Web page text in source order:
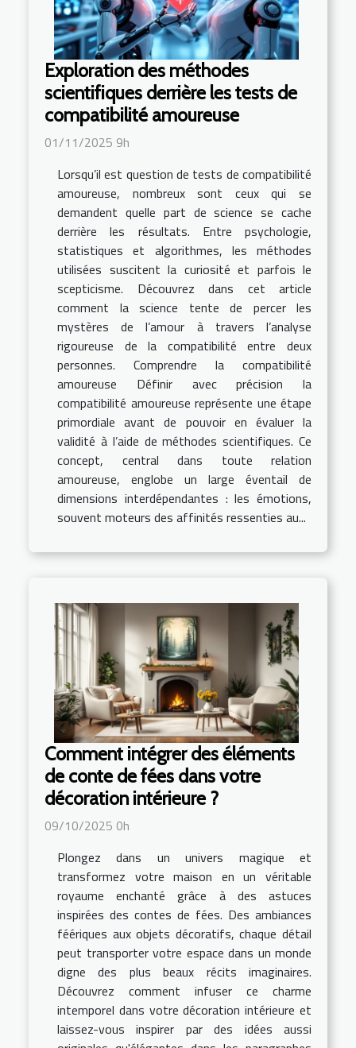
Exploration des méthodes
scientifiques derrière les tests de
compatibilité amoureuse
01/11/2025 9h
Lorsqu’il est question de tests de compatibilité
amoureuse, nombreux sont ceux qui se
demandent quelle part de science se cache
derrière les résultats. Entre psychologie,
statistiques et algorithmes, les méthodes
utilisées suscitent la curiosité et parfois le
scepticisme. Découvrez dans cet article
comment la science tente de percer les
mystères de l’amour à travers l’analyse
rigoureuse de la compatibilité entre deux
personnes. Comprendre la compatibilité
amoureuse Définir avec précision la
compatibilité amoureuse représente une étape
primordiale avant de pouvoir en évaluer la
validité à l’aide de méthodes scientifiques. Ce
concept, central dans toute relation
amoureuse, englobe un large éventail de
dimensions interdépendantes : les émotions,
souvent moteurs des affinités ressenties au...
Comment intégrer des éléments
de conte de fées dans votre
décoration intérieure ?
09/10/2025 0h
Plongez dans un univers magique et
transformez votre maison en un véritable
royaume enchanté grâce à des astuces
inspirées des contes de fées. Des ambiances
féériques aux objets décoratifs, chaque détail
peut transporter votre espace dans un monde
digne des plus beaux récits imaginaires.
Découvrez comment infuser ce charme
intemporel dans votre décoration intérieure et
laissez-vous inspirer par des idées aussi